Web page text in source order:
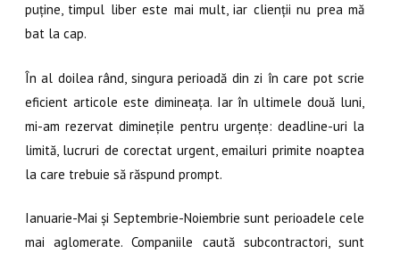
puține, timpul liber este mai mult, iar clienții nu prea mă
bat la cap.
În al doilea rând, singura perioadă din zi în care pot scrie
eficient articole este dimineața. Iar în ultimele două luni,
mi-am rezervat diminețile pentru urgențe: deadline-uri la
limită, lucruri de corectat urgent, emailuri primite noaptea
la care trebuie să răspund prompt.
Ianuarie-Mai și Septembrie-Noiembrie sunt perioadele cele
mai aglomerate. Companiile caută subcontractori, sunt